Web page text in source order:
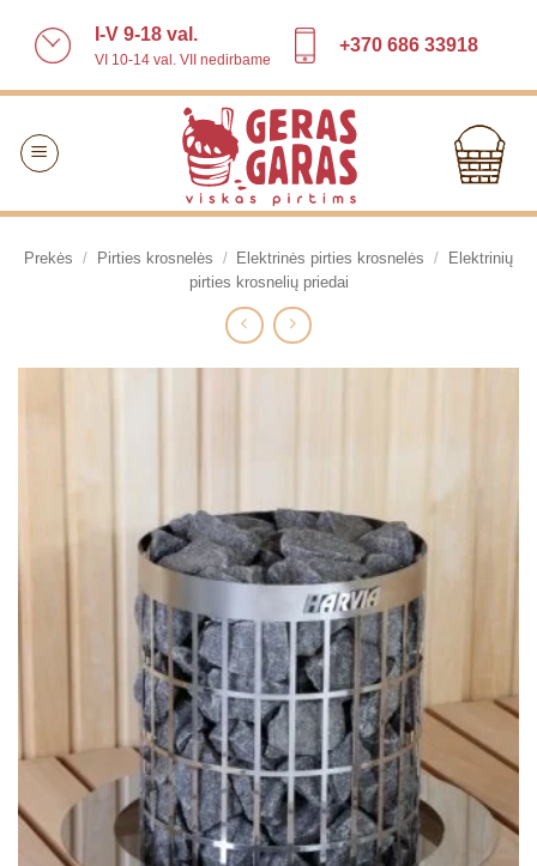
I-V 9-18 val.
VI 10-14 val. VII nedirbame
+370 686 33918
Prekės / Pirties krosnelės / Elektrinės pirties krosnelės /
Elektrinių
pirties krosnelių priedai